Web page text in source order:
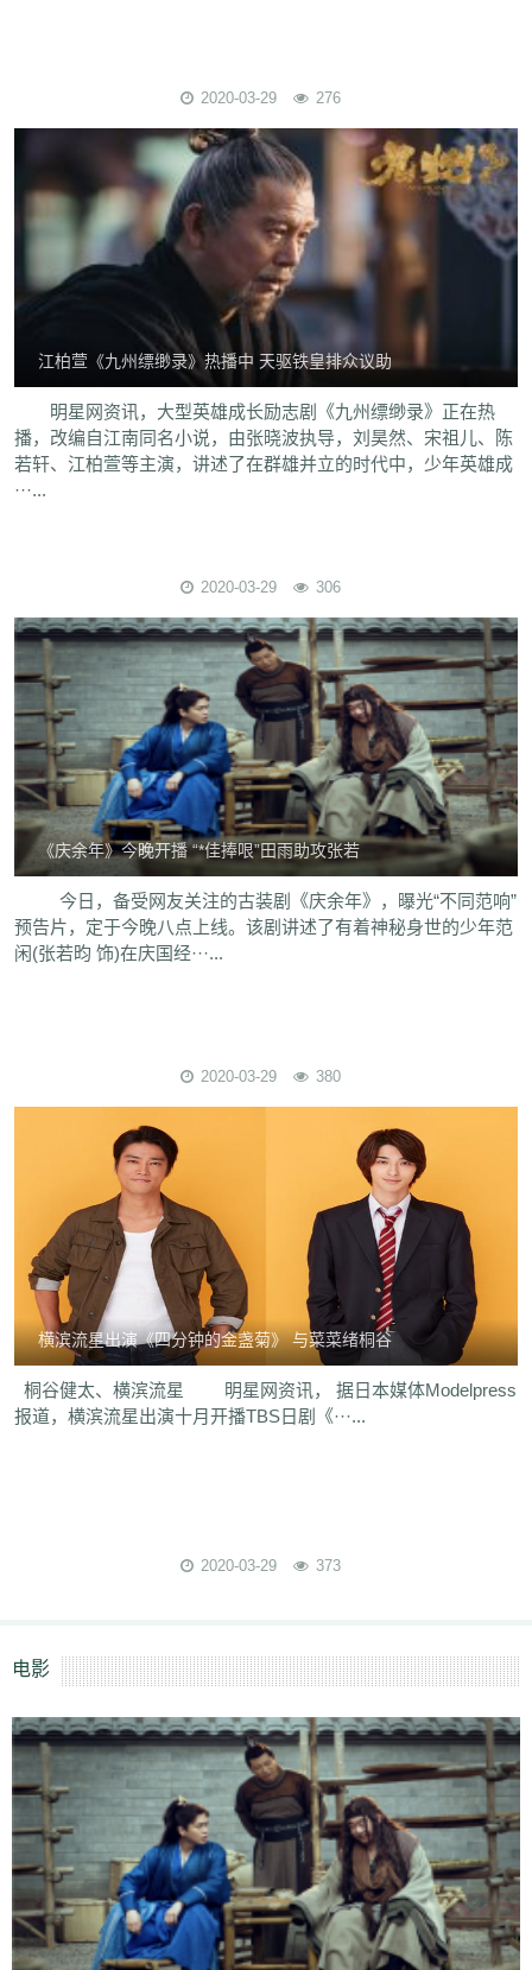
2020-03-29 276
江柏萱《九州缥缈录》热播中 天驱铁皇排众议助
明星网资讯，大型英雄成长励志剧《九州缥缈录》正在热
播，改编自江南同名小说，由张晓波执导，刘昊然、宋祖儿、陈
若轩、江柏萱等主演，讲述了在群雄并立的时代中，少年英雄成
···...
2020-03-29 306
《庆余年》今晚开播 “*佳捧哏”田雨助攻张若
今日，备受网友关注的古装剧《庆余年》，曝光“不同范响”
预告片，定于今晚八点上线。该剧讲述了有着神秘身世的少年范
闲(张若昀 饰)在庆国经···...
2020-03-29 380
横滨流星出演《四分钟的金盏菊》 与菜菜绪桐谷
桐谷健太、横滨流星 明星网资讯， 据日本媒体Modelpress
报道，横滨流星出演十月开播TBS日剧《···...
2020-03-29 373
电影